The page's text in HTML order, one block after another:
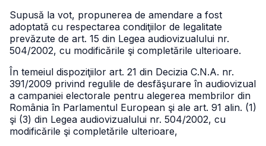
Supusă la vot, propunerea de amendare a fost
adoptată cu respectarea condiţiilor de legalitate
prevăzute de art. 15 din Legea audiovizualului nr.
504/2002, cu modificările şi completările ulterioare.
În temeiul dispoziţiilor art. 21 din Decizia C.N.A. nr.
391/2009 privind regulile de desfăşurare în audiovizual
a campaniei electorale pentru alegerea membrilor din
România în Parlamentul European şi ale art. 91 alin. (1)
şi (3) din Legea audiovizualului nr. 504/2002, cu
modificările şi completările ulterioare,